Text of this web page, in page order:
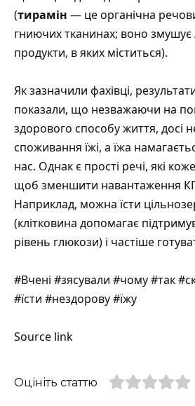
(тирамін — це органічна
гниючих тканинах; воно змушує
продукти, в яких міститься).
Як зазначили фахівці,
показали, що незважаючи на
здорового способу життя, досі
споживання їжі, а їжа
нас. Однак є прості речі, які
щоб зменшити навантаження
Наприклад, можна їсти
(клітковина допомагає
рівень глюкози) і частіше
#Вчені #зясували #чому #так
#їсти #нездорову #їжу
Source link
Оцініть статтю